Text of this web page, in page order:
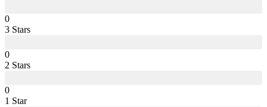
0
3 Stars
0
2 Stars
0
1 Star